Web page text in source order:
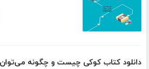
دانلود کتاب کوکی چیست و چگونه می‌توان